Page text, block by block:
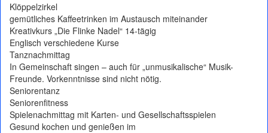
Klöppelzirkel
gemütliches Kaffeetrinken im Austausch miteinander
Kreativkurs „Die Flinke Nadel“ 14-tägig
Englisch verschiedene Kurse
Tanznachmittag
In Gemeinschaft singen – auch für „unmusikalische“ Musik-
Freunde. Vorkenntnisse sind nicht nötig.
Seniorentanz
Seniorenfitness
Spielenachmittag mit Karten- und Gesellschaftsspielen
Gesund kochen und genießen im